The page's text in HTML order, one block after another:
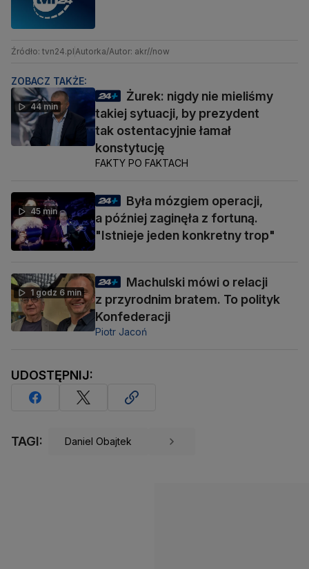
Źródło: tvn24.plAutorka/Autor: akr//now
ZOBACZ TAKŻE:
44 min
Żurek: nigdy nie mieliśmy
takiej sytuacji, by prezydent
tak ostentacyjnie łamał
konstytucję
FAKTY PO FAKTACH
45 min
Była mózgiem operacji,
a później zaginęła z fortuną.
"Istnieje jeden konkretny trop"
1 godz 6 min
Machulski mówi o relacji
z przyrodnim bratem. To polityk
Konfederacji
Piotr Jacoń
UDOSTĘPNIJ:
TAGI: Daniel Obajtek